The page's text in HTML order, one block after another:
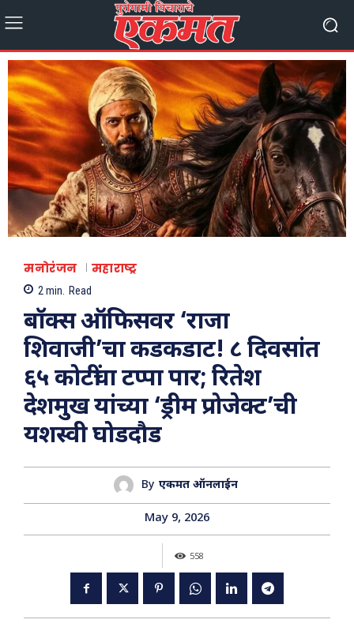
मनोरंजन महाराष्ट्र
2 min. Read
बॉक्स ऑफिसवर ‘राजा
शिवाजी’चा कडकडाट! ८ दिवसांत
६५ कोटींचा टप्पा पार; रितेश
देशमुख यांच्या ‘ड्रीम प्रोजेक्ट’ची
यशस्वी घोडदौड
By एकमत ऑनलाईन
May 9, 2026
558